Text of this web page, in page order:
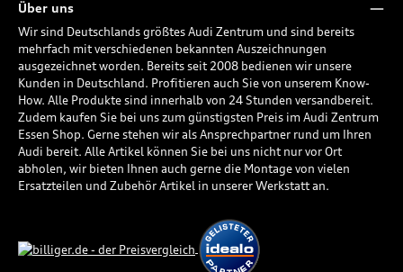
Über uns
Wir sind Deutschlands größtes Audi Zentrum und sind bereits
mehrfach mit verschiedenen bekannten Auszeichnungen
ausgezeichnet worden. Bereits seit 2008 bedienen wir unsere
Kunden in Deutschland. Profitieren auch Sie von unserem Know-
How. Alle Produkte sind innerhalb von 24 Stunden versandbereit.
Zudem kaufen Sie bei uns zum günstigsten Preis im Audi Zentrum
Essen Shop. Gerne stehen wir als Ansprechpartner rund um Ihren
Audi bereit. Alle Artikel können Sie bei uns nicht nur vor Ort
abholen, wir bieten Ihnen auch gerne die Montage von vielen
Ersatzteilen und Zubehör Artikel in unserer Werkstatt an.